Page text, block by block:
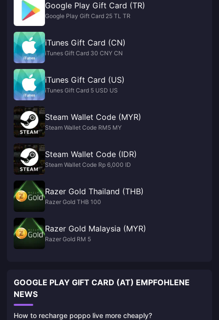
Google Play Gift Card (TR)
Google Play Gift Card 25 TL TR
iTunes Gift Card (CN)
iTunes Gift Card 30 CNY CN
iTunes Gift Card (US)
iTunes Gift Card 5 USD US
Steam Wallet Code (MYR)
Steam Wallet Code RM5 MY
Steam Wallet Code (IDR)
Steam Wallet Code Rp 6,000 ID
Razer Gold Thailand (THB)
Razer Gold THB 100
Razer Gold Malaysia (MYR)
Razer Gold RM 5
GOOGLE PLAY GIFT CARD (AT) EMPFOHLENE
NEWS
How to recharge poppo live more cheaply?